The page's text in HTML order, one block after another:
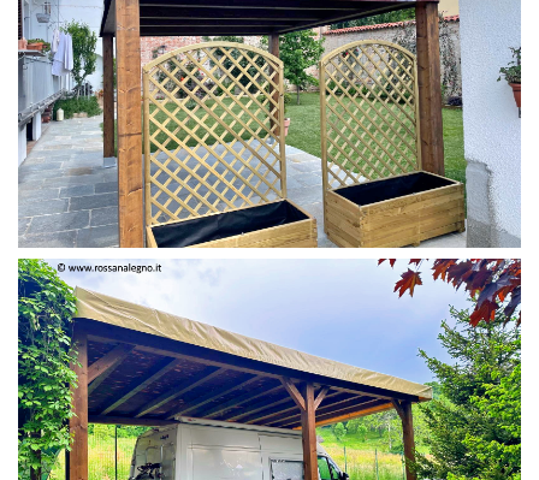
PERGOLA 4 X 3 COLOR MIRTO